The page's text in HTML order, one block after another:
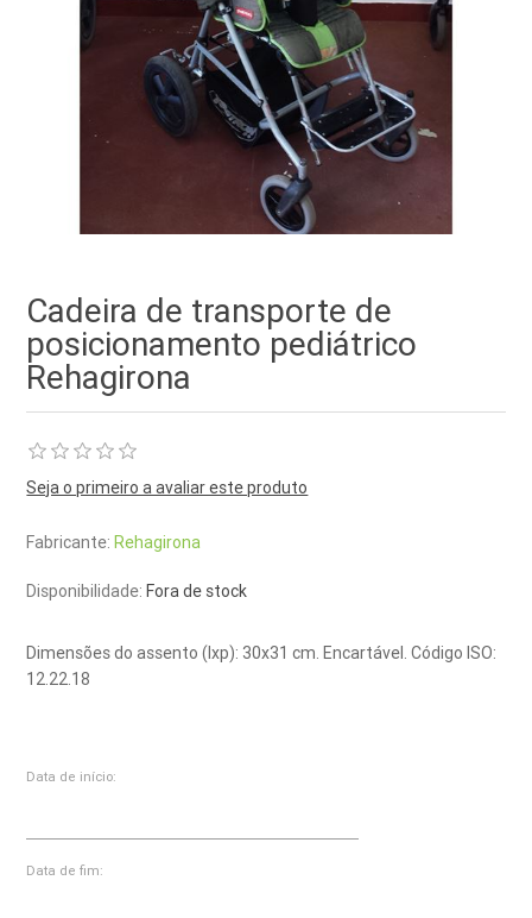
Cadeira de transporte de
posicionamento pediátrico
Rehagirona
Seja o primeiro a avaliar este produto
Fabricante: Rehagirona
Disponibilidade: Fora de stock
Dimensões do assento (lxp): 30x31 cm. Encartável. Código ISO:
12.22.18
Data de início:
Data de fim: